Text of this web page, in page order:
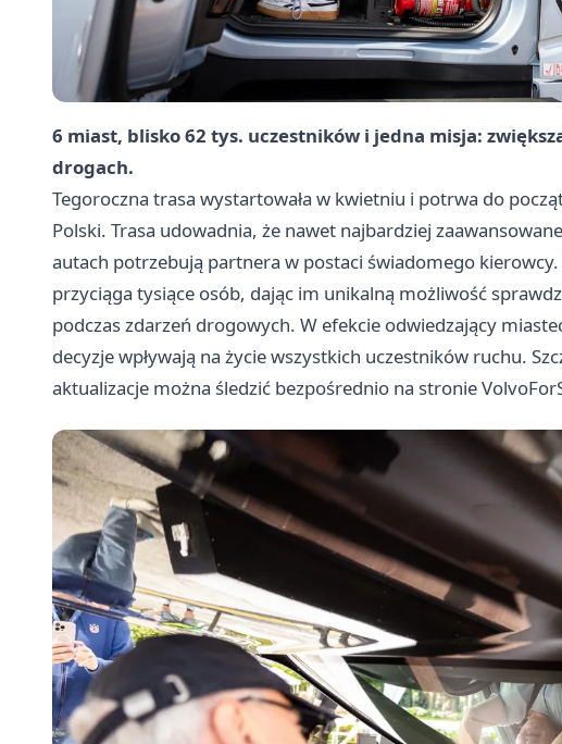
6 miast, blisko 62 tys. uczestników i jedna misja:
drogach.
Tegoroczna trasa wystartowała w kwietniu i potrwa do
Polski. Trasa udowadnia, że nawet najbardziej
autach potrzebują partnera w postaci świadomego kierowcy.
przyciąga tysiące osób, dając im unikalną możliwość
podczas zdarzeń drogowych. W efekcie odwiedzający
decyzje wpływają na życie wszystkich uczestników ruchu.
aktualizacje można śledzić bezpośrednio na stronie